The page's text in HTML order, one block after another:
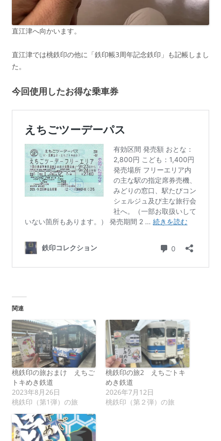
直江津へ向かいます。
直江津では桃鉄印の他に「鉄印帳3周年記念鉄印」も記帳しまし
た。
今回使用したお得な乗車券
関連
桃鉄印の旅おまけ えちご
トキめき鉄道
2023年8月26日
桃鉄印（第1弾）の旅
桃鉄印の旅2 えちごトキ
めき鉄道
2026年7月12日
桃鉄印（第２弾）の旅